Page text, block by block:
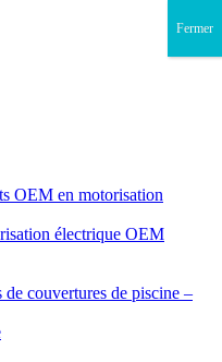
OEM en motorisation
électrique OEM
couvertures de piscine –
Fermer